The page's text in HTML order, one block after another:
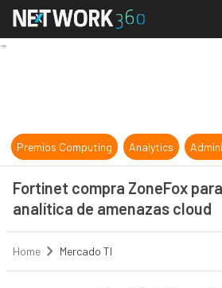
Fortinet
Premios Computing Analytics
Fortinet compra ZoneFox
analítica de amenazas cloud
Home Mercado TI